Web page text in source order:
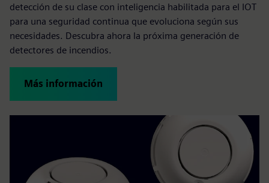
detección de su clase con inteligencia habilitada para el IOT
para una seguridad continua que evoluciona según sus
necesidades. Descubra ahora la próxima generación de
detectores de incendios.
Más información